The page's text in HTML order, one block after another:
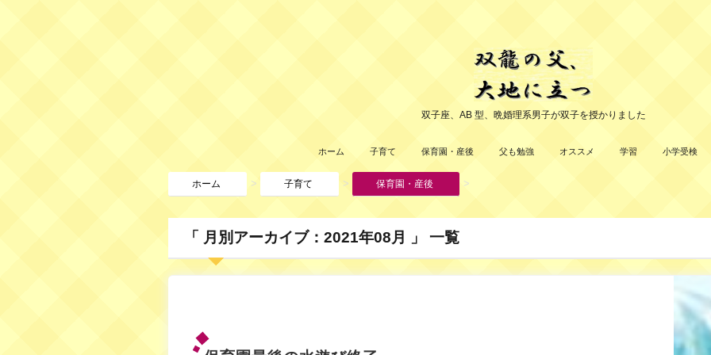
双子座、AB 型、晩婚理系男子が双子を授かりました
ホーム 子育て 保育園・産後 父も勉強 オススメ 学習 小学受検
ホーム > 子育て > 保育園・産後 >
「 月別アーカイブ：2021年08月 」 一覧